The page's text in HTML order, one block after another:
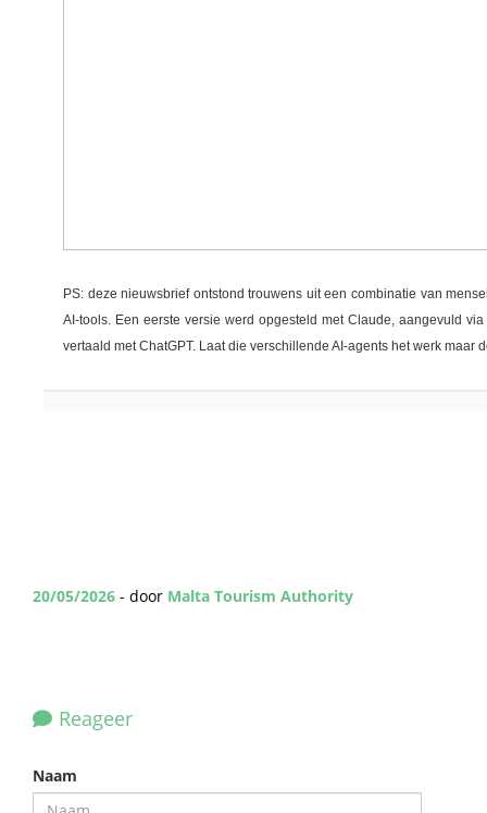
PS: deze nieuwsbrief ontstond trouwens uit een combinatie van
AI-tools. Een eerste versie werd opgesteld met Claude, aangevuld
vertaald met ChatGPT. Laat die verschillende AI-agents het werk maar
20/05/2026 - door Malta Tourism Authority
Reageer
Naam